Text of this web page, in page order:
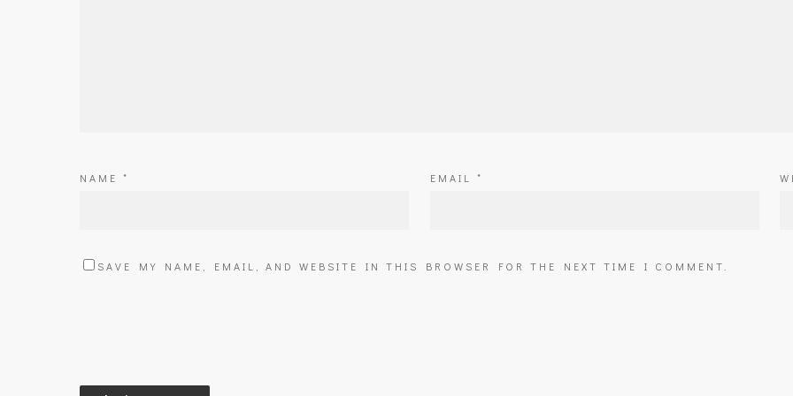
NAME * EMAIL *
SAVE MY NAME, EMAIL, AND WEBSITE IN THIS BROWSER FOR THE NEXT TIME I COMMENT.